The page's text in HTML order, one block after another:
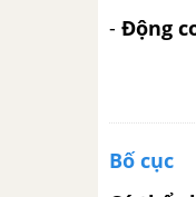
- Động
Bố cục